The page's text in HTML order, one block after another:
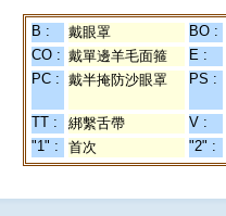
B : 戴眼罩 BO :
CO : 戴單邊羊毛面箍 E :
PC : 戴半掩防沙眼罩 PS :
TT : 綁繫舌帶 V :
"1" :
首次 "2" :